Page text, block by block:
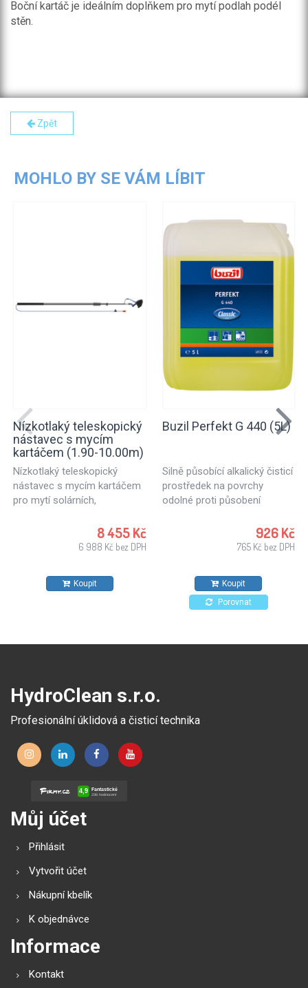
Boční kartáč je ideálním doplňkem pro mytí podlah podél
stěn.
Zpět
MOHLO BY SE VÁM LÍBIT
Nízkotlaký teleskopický
nástavec s mycím
kartáčem (1.90-10.00m)
Nízkotlaký teleskopický
nástavec s mycím kartáčem
pro mytí solárních,
skleněných ploch budov a
ostatních hladkých ploch ve
- 10.00 m s mycím
systémů.
8 455 Kč
6 988 Kč bez DPH
Koupit
Buzil Perfekt G 440 (5L)
Silně působící alkalický čisticí
prostředek na povrchy
odolné proti působení
průmyslových podnicích, k
průmysl. Vhodný také pro
čištění disků kol automobilů.
926 Kč
765 Kč bez DPH
Koupit
Porovnat
HydroClean s.r.o.
Profesionální úklidová a čisticí technika
Můj účet
Přihlásit
Vytvořit účet
Nákupní kbelík
K objednávce
Informace
Kontakt